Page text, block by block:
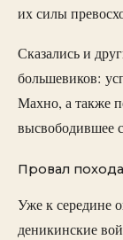
их силы
Сказались и
большевиков:
Махно, а также
высвободившее
Провал
Уже к середине
деникинские